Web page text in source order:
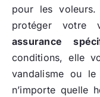
pour les
protéger votre
assurance
conditions, elle
vandalisme ou
n’importe quelle